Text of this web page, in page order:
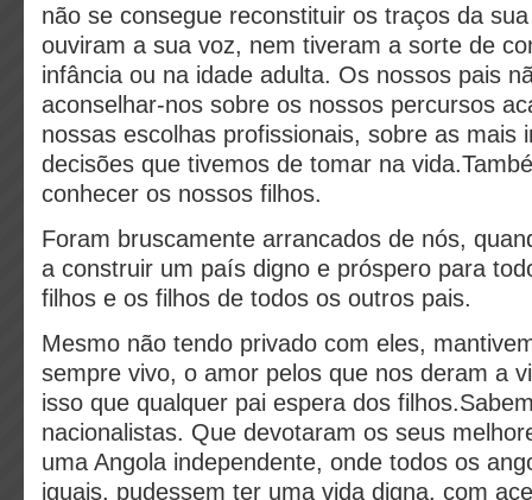
não se consegue reconstituir os traços da
ouviram a sua voz, nem tiveram a sorte de
infância ou na idade adulta. Os nossos pais
aconselhar-nos sobre os nossos percursos
nossas escolhas profissionais, sobre as mais
decisões que tivemos de tomar na
conhecer os nossos filhos.
Foram bruscamente arrancados de nós,
a construir um país digno e próspero para
filhos e os filhos de todos os outros pais.
Mesmo não tendo privado com eles,
sempre vivo, o amor pelos que nos deram a
isso que qualquer pai espera dos
nacionalistas. Que devotaram os seus
uma Angola independente, onde todos os
iguais, pudessem ter uma vida digna, com